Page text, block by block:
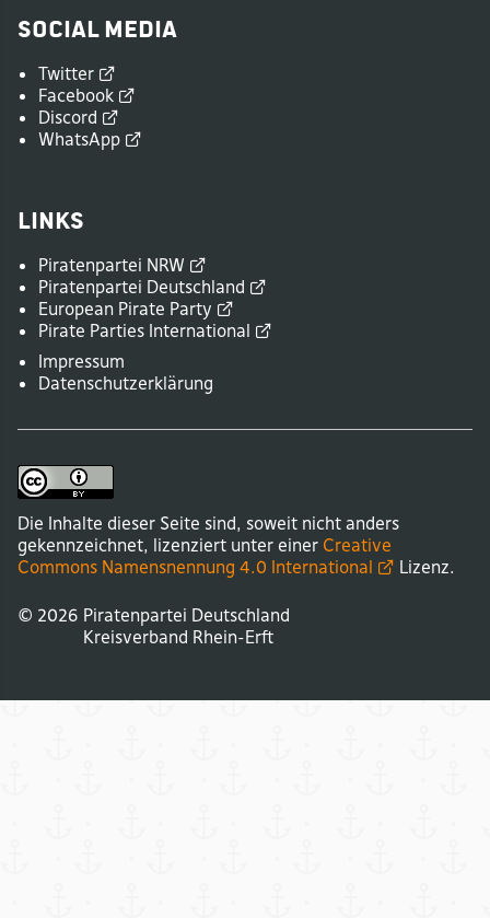
Social Media
Twitter
Facebook
Discord
WhatsApp
Links
Piratenpartei NRW
Piratenpartei Deutschland
European Pirate Party
Pirate Parties International
Impressum
Datenschutzerklärung
Die Inhalte dieser Seite sind, soweit nicht anders
gekennzeichnet, lizenziert unter einer Creative
Commons Namensnennung 4.0 International Lizenz.
© 2026 Piratenpartei Deutschland
Kreisverband Rhein-Erft